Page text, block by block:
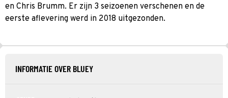
en Chris Brumm. Er zijn 3 seizoenen verschenen en de
eerste aflevering werd in 2018 uitgezonden.
INFORMATIE OVER BLUEY